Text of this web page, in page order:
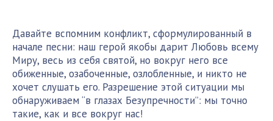
Давайте вспомним конфликт, сформулированный в
начале песни: наш герой якобы дарит Любовь всему
Миру, весь из себя святой, но вокруг него все
обиженные, озабоченные, озлобленные, и никто не
хочет слушать его. Разрешение этой ситуации мы
обнаруживаем “в глазах Безупречности”: мы точно
такие, как и все вокруг нас!